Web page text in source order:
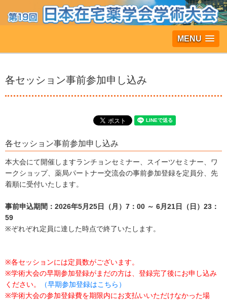
MENU
各セッション事前参加申し込み
各セッション事前参加申し込み
本大会にて開催しますランチョンセミナー、スイーツセミナー、ワ
ークショップ、薬局パートナー交流会の事前参加登録を定員分、先
着順に受付いたします。
事前申込期間： 2026年5月25日（月）7：00 ～ 6月21日（日）23：
59
※ぞれぞれ定員に達した時点で終了いたします。
※各セッションには定員数がございます。
※学術大会の早期参加登録がまだの方は、登録完了後にお申し込み
ください。
（早期参加登録はこちら）
※学術大会の参加登録費を期限内にお支払いいただけなかった場